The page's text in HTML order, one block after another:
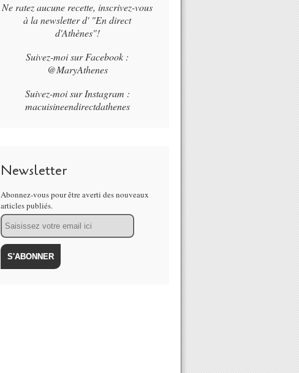
Ne ratez aucune recette, inscrivez-vous
à la newsletter d' "En direct
d'Athènes"!
Suivez-moi sur Facebook :
@MaryAthenes
Suivez-moi sur Instagram :
macuisineendirectdathenes
Newsletter
Abonnez-vous pour être averti des nouveaux
articles publiés.
Email